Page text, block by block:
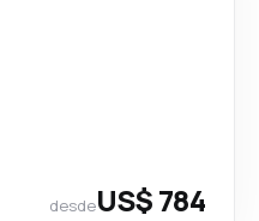
desdeUS$ 784